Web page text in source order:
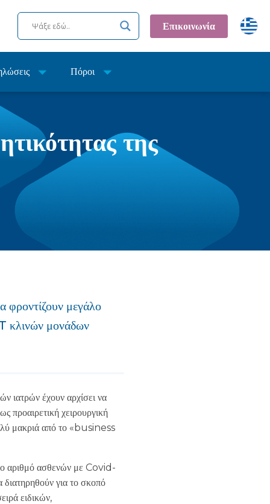
Επικοινωνία
Πόροι
της
φροντίζουν μεγάλο
κλινών μονάδων
ιατρών έχουν αρχίσει να
προαιρετική χειρουργική
μακριά από το «business
αριθμό ασθενών με Covid-
για το σκοπό
ειδικών,